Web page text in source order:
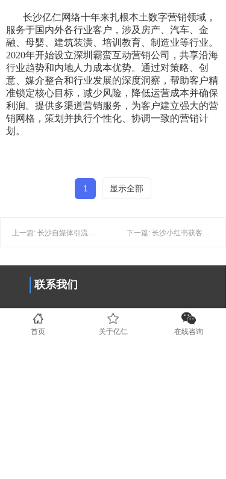
长沙亿仁网络十年来扎根本土数字营销领域，
服务于国内外各行业客户，涉及房产、汽车、金
融、母婴、建筑装潢、培训教育、制造业等行业。
2020年开始设立深圳霸蛮互动营销公司，共享沿海
行业趋势和内地人力成本优势。通过对策略、创
意、媒介整合和行业发展的深度洞察，帮助客户精
准锁定核心目标，减少风险，降低运营成本并确保
利润。提供多渠道营销服务，为客户建立强大的营
销网格，策划并执行个性化、协调一致的营销计
划。
1 显示全部
联系我们
0731-89853708
首页 关于亿仁 在线咨询